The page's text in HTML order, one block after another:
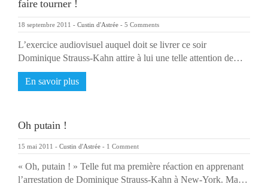
faire tourner !
18 septembre 2011 - Custin d'Astrée - 5 Comments
L’exercice audiovisuel auquel doit se livrer ce soir
Dominique Strauss-Kahn attire à lui une telle attention de…
En savoir plus
Oh putain !
15 mai 2011 - Custin d'Astrée - 1 Comment
« Oh, putain ! » Telle fut ma première réaction en apprenant
l’arrestation de Dominique Strauss-Kahn à New-York. Ma…